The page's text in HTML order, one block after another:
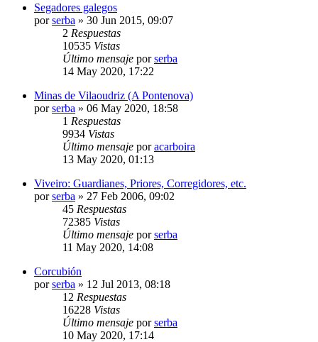
Segadores galegos
porserba » 30 Jun 2015, 09:07
2 Respuestas
10535 Vistas
Último mensaje porserba
14 May 2020, 17:22
Minas de Vilaoudriz (A Pontenova)
porserba » 06 May 2020, 18:58
1 Respuestas
9934 Vistas
Último mensaje poracarboira
13 May 2020, 01:13
Viveiro: Guardianes, Priores, Corregidores, etc.
porserba » 27 Feb 2006, 09:02
45 Respuestas
72385 Vistas
Último mensaje porserba
11 May 2020, 14:08
Corcubión
porserba » 12 Jul 2013, 08:18
12 Respuestas
16228 Vistas
Último mensaje porserba
10 May 2020, 17:14